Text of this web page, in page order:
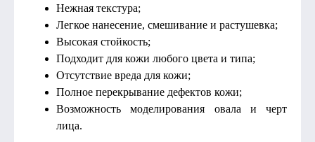
Нежная текстура;
Легкое нанесение, смешивание и растушевка;
Высокая стойкость;
Подходит для кожи любого цвета и типа;
Отсутствие вреда для кожи;
Полное перекрывание дефектов кожи;
Возможность моделирования овала и черт
лица.